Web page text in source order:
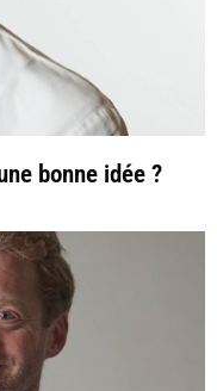
bonne idée ?